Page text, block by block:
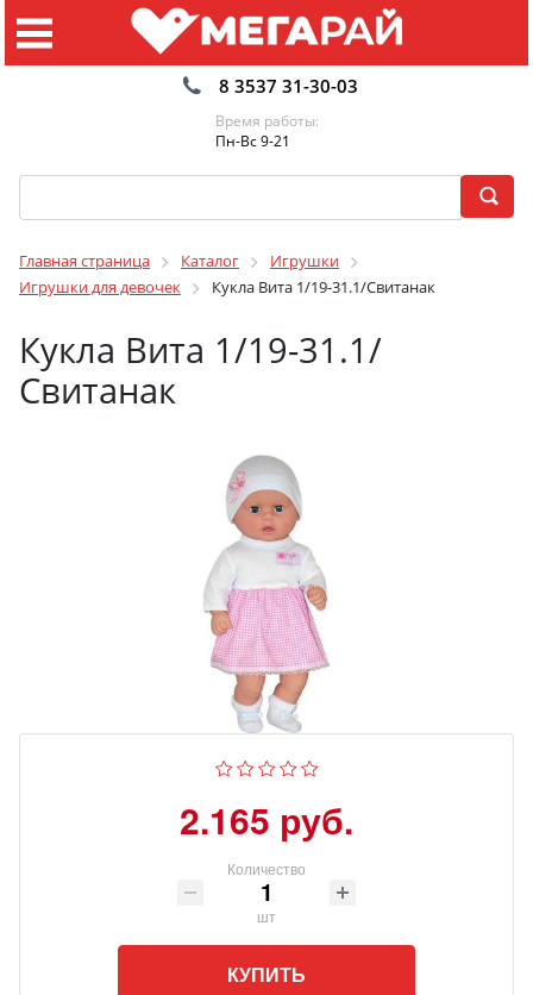
8 3537 31-30-03
Время работы:
Пн-Вс 9-21
Главная страница Каталог
Игрушки
Игрушки для девочек
Кукла Вита 1/19-31.1/Свитанак
Кукла Вита 1/19-31.1/
Свитанак
2.165 руб.
Количество
шт
КУПИТЬ